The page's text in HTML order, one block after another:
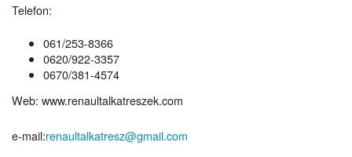
Telefon:
061/253-8366
0620/922-3357
0670/381-4574
Web: www.renaultalkatreszek.com
e-mail:renaultalkatresz@gmail.com